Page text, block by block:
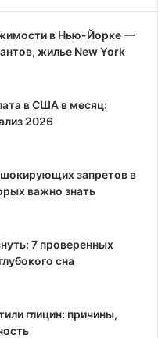
в Нью-Йорке —
жилье New York
в США в месяц:
2026
запретов в
важно знать
7 проверенных
сна
глицин: причины,